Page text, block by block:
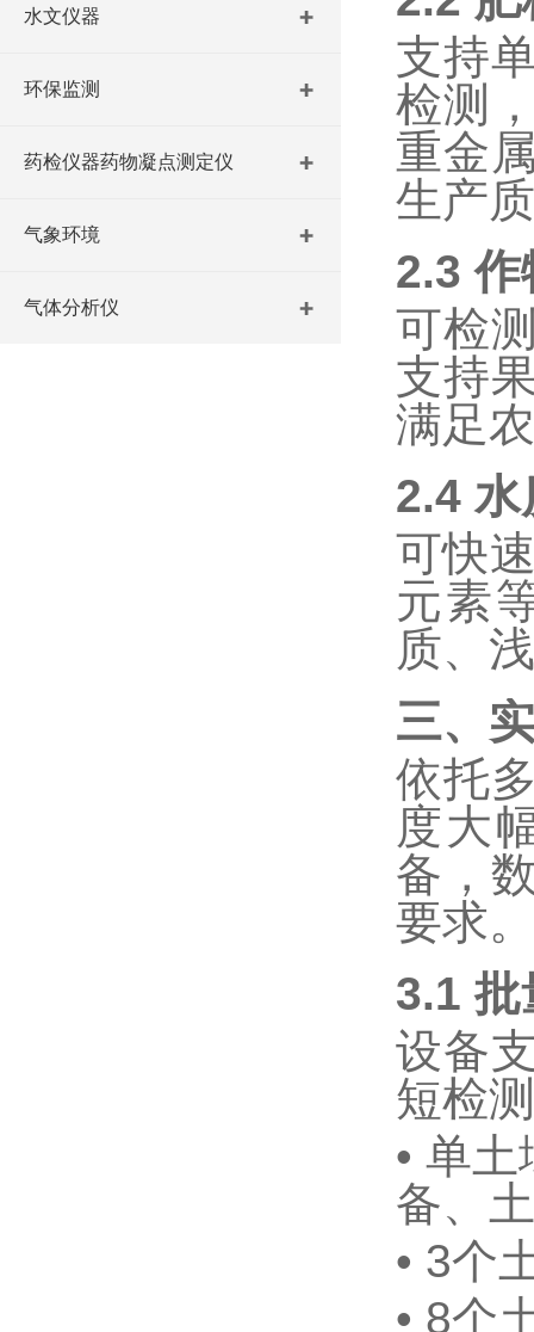
支持
检测
重金
生产
2.3作
可检
支持
满足
2.4 水
可快
元素
质、
三、
依托
度大
备，
要求。
3.1批
设备
短检
• 单土
备、
• 3个
• 8个
水文仪器
环保监测
药检仪器药物凝点测定仪
气象环境
气体分析仪